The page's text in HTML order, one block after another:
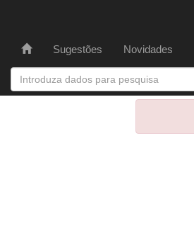
Sugestões Novidades